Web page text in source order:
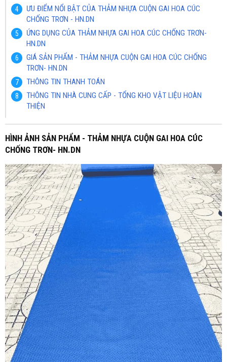
ƯU ĐIỂM NỔI BẬT CỦA THẢM NHỰA CUỘN GAI HOA CÚC
CHỐNG TRƠN - HN.DN
ỨNG DỤNG CỦA THẢM NHỰA GAI HOA CÚC CHỐNG TRƠN-
HN.DN
GIÁ SẢN PHẨM - THẢM NHỰA CUỘN GAI HOA CÚC CHỐNG
TRƠN- HN.DN
THÔNG TIN THANH TOÁN
THÔNG TIN NHÀ CUNG CẤP - TỔNG KHO VẬT LIỆU HOÀN
THIỆN
HÌNH ẢNH SẢN PHẨM - THẢM NHỰA CUỘN GAI HOA CÚC
CHỐNG TRƠN- HN.DN